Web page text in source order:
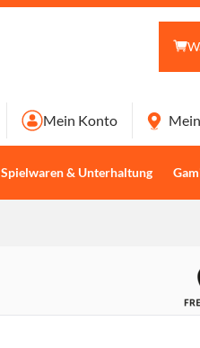
Spielwaren & Unterhaltung
Mein Konto